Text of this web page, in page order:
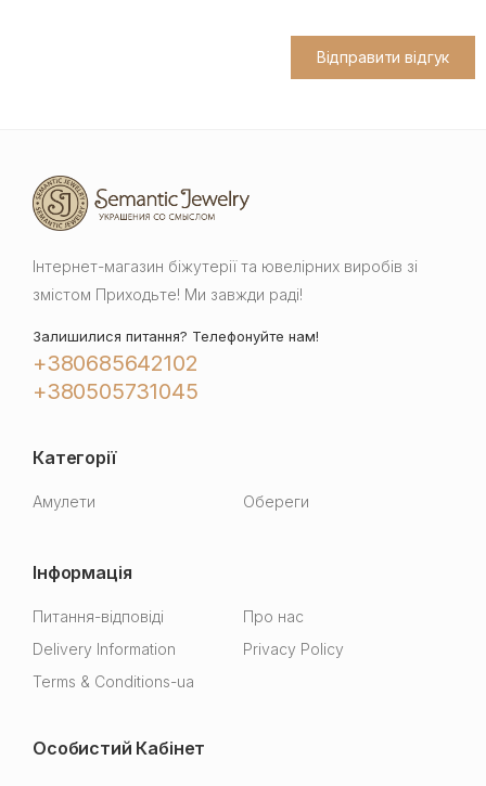
Відправити відгук
Інтернет-магазин біжутерії та ювелірних виробів зі
змістом Приходьте! Ми завжди раді!
Залишилися питання? Телефонуйте нам!
+380685642102
+380505731045
Категорії
Амулети Обереги
Інформація
Питання-відповіді
Про нас
Delivery Information
Privacy Policy
Terms & Conditions-ua
Особистий Кабінет